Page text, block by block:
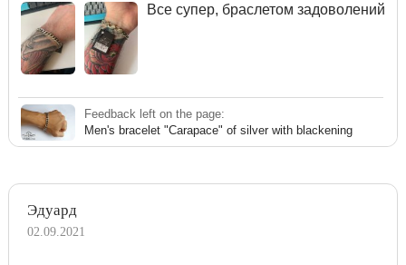
Все супер, браслетом задоволений
Feedback left on the page:
Men's bracelet "Carapace" of silver with blackening
Эдуард
02.09.2021